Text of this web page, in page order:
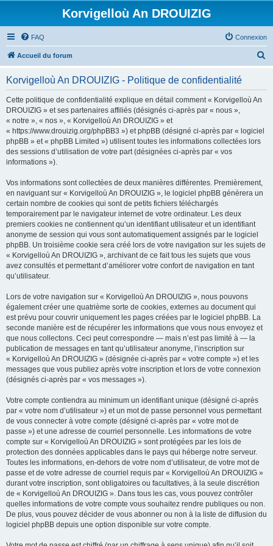
Korvigelloù An DROUIZIG
FAQ Connexion
Accueil du forum
Korvigelloù An DROUIZIG - Politique de confidentialité
Cette politique de confidentialité explique en détail comment « Korvigelloù An
DROUIZIG » et ses partenaires affiliés (désignés ci-après par « nous »,
« notre », « nos », « Korvigelloù An DROUIZIG » et
« https://www.drouizig.org/phpBB3 ») et phpBB (désigné ci-après par « logiciel
phpBB » et « phpBB Limited ») utilisent toutes les informations collectées lors
des sessions d’utilisation de votre part (désignées ci-après par « vos
informations »).
Vos informations sont collectées de deux manières différentes. Premièrement,
en naviguant sur « Korvigelloù An DROUIZIG », le logiciel phpBB génèrera un
certain nombre de cookies qui sont de petits fichiers téléchargés
temporairement par le navigateur internet de votre ordinateur. Les deux
premiers cookies ne contiennent qu’un identifiant utilisateur et un identifiant
anonyme de session qui vous sont automatiquement assignés par le logiciel
phpBB. Un troisième cookie sera créé lors de votre navigation sur les sujets de
« Korvigelloù An DROUIZIG », archivant de ce fait tous les sujets que vous
avez consultés et permettant d’améliorer votre confort de navigation en tant
qu’utilisateur.
Lors de votre navigation sur « Korvigelloù An DROUIZIG », nous pouvons
également créer une quatrième sorte de cookies, externes au document qui
est prévu pour couvrir uniquement les pages créées par le logiciel phpBB. La
seconde manière est de récupérer les informations que vous nous envoyez et
que nous collectons. Ceci peut correspondre — mais n’est pas limité à — la
publication de messages en tant qu’utilisateur anonyme, l’inscription sur
« Korvigelloù An DROUIZIG » (désignée ci-après par « votre compte ») et les
messages que vous publiez après votre inscription et lors de votre connexion
(désignés ci-après par « vos messages »).
Votre compte contiendra au minimum un identifiant unique (désigné ci-après
par « votre nom d’utilisateur ») et un mot de passe personnel vous permettant
de vous connecter à votre compte (désigné ci-après par « votre mot de
passe ») et une adresse de courriel personnelle. Les informations de votre
compte sur « Korvigelloù An DROUIZIG » sont protégées par les lois de
protection des données applicables dans le pays qui héberge notre serveur.
Toutes les informations, en-dehors de votre nom d’utilisateur, de votre mot de
passe et de votre adresse de courriel requis par « Korvigelloù An DROUIZIG »
durant votre inscription, sont obligatoires ou facultatives, à la seule discrétion
de « Korvigelloù An DROUIZIG ». Dans tous les cas, vous pouvez contrôler
quelles informations de votre compte vous souhaitez rendre publiques ou non.
De plus, vous pouvez décider de vous abonner ou non à la liste de diffusion du
logiciel phpBB depuis une option disponible sur votre compte.